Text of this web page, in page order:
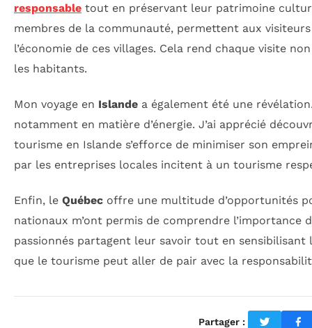
responsable tout en préservant leur patrimoine
membres de la communauté, permettent aux
l’économie de ces villages. Cela rend chaque visite
les habitants.
Mon voyage en Islande a également été une
notamment en matière d’énergie. J’ai apprécié
tourisme en Islande s’efforce de minimiser son
par les entreprises locales incitent à un tourisme
Enfin, le Québec offre une multitude d’opportunités
nationaux m’ont permis de comprendre l’importance
passionnés partagent leur savoir tout en
que le tourisme peut aller de pair avec la
Partager :